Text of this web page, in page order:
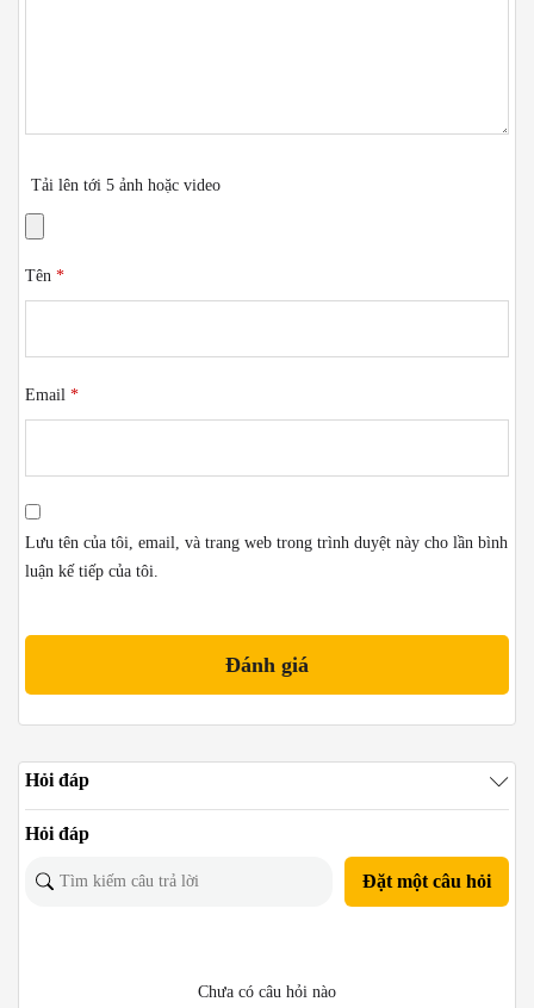
Tải lên tới 5 ảnh hoặc video
Tên *
Email *
Lưu tên của tôi, email, và trang web trong trình duyệt này cho lần bình
luận kế tiếp của tôi.
Hỏi đáp
Hỏi đáp
Đặt một câu hỏi
Chưa có câu hỏi nào